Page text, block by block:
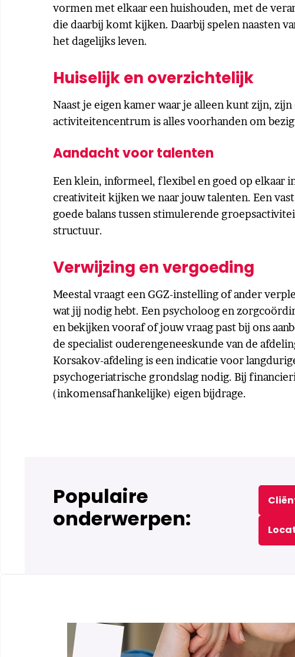
vormen met elkaar een huishouden, met de
die daarbij komt kijken. Daarbij spelen naasten
het dagelijks leven.
Huiselijk en overzichtelijk
Naast je eigen kamer waar je alleen kunt zijn,
activiteitencentrum is alles voorhanden om
Aandacht voor talenten
Een klein, informeel, flexibel en goed op elkaar
creativiteit kijken we naar jouw talenten. Een
goede balans tussen stimulerende
structuur.
Verwijzing en vergoeding
Meestal vraagt een GGZ-instelling of ander
wat jij nodig hebt. Een psycholoog en
en bekijken vooraf of jouw vraag past bij ons
de specialist ouderengeneeskunde van de
Korsakov-afdeling is een indicatie voor
psychogeriatrische grondslag nodig. Bij
(inkomensafhankelijke) eigen bijdrage.
Populaire
onderwerpen: